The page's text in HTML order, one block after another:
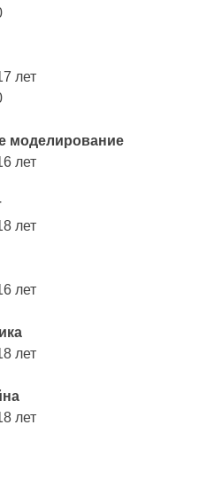
лет
моделирование
лет
лет
лет
лет
лет